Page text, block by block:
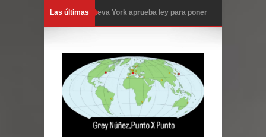
Las últimasNueva York aprueba ley para poner
enfermedades terminales
Juan Luis Guerra cerrará los Juegos
Centroamericanos SD 2026